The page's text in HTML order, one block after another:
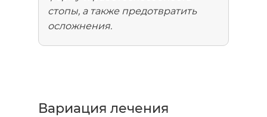
стопы, а также предотвратить
осложнения.
Вариация лечения